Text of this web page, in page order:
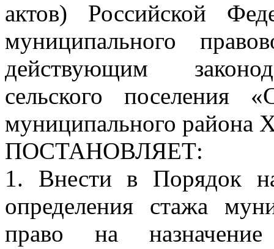
актов) Российской
муниципального
действующим
сельского поселения
муниципального района
ПОСТАНОВЛЯЕТ:
1. Внести в Порядок
определения стажа
право на